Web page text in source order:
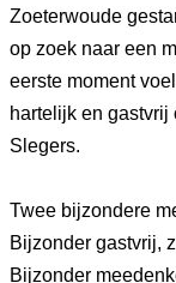
Zoeterwoude
op zoek naar een
eerste moment
hartelijk en
Slegers.
Twee bijzondere
Bijzonder gastvrij,
Bijzonder